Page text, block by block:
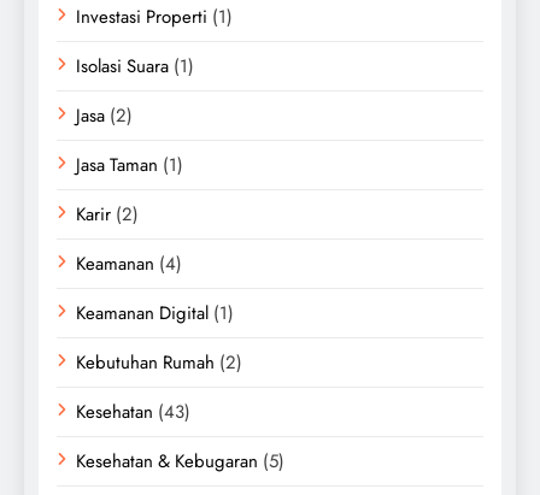
Investasi Properti (1)
Isolasi Suara (1)
Jasa (2)
Jasa Taman (1)
Karir (2)
Keamanan (4)
Keamanan Digital (1)
Kebutuhan Rumah (2)
Kesehatan (43)
Kesehatan & Kebugaran (5)